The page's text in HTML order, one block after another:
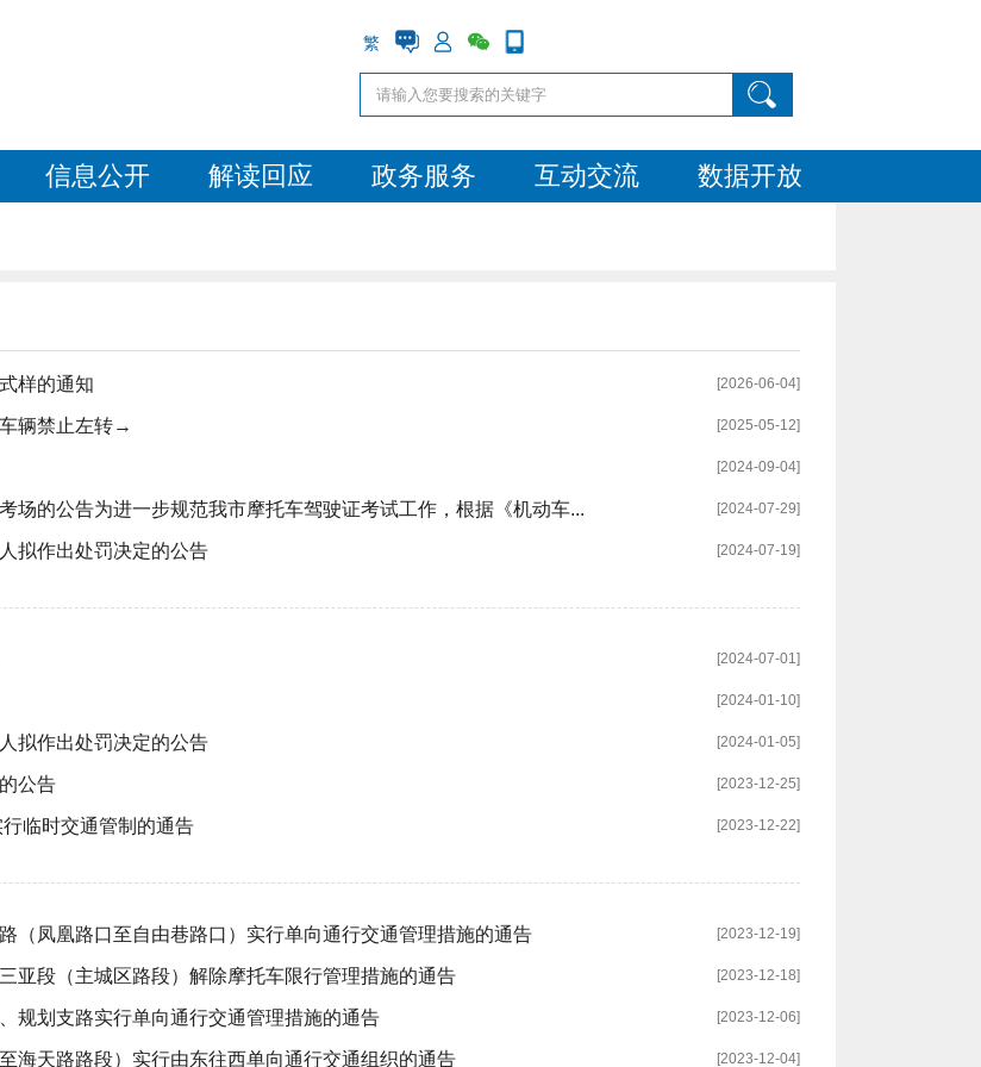
繁
信息公开 解读回应 政务服务 互动交流 数据开放
[2026-06-04]
样的通知
[2025-05-12]
辆禁止左转→
[2024-09-04]
[2024-07-29]
场的公告为进一步规范我市摩托车驾驶证考试工作，根据《机动车...
[2024-07-19]
拟作出处罚决定的公告
[2024-07-01]
[2024-01-10]
[2024-01-05]
拟作出处罚决定的公告
[2023-12-25]
公告
[2023-12-22]
临时交通管制的通告
[2023-12-19]
（凤凰路口至自由巷路口）实行单向通行交通管理措施的通告
[2023-12-18]
亚段（主城区路段）解除摩托车限行管理措施的通告
[2023-12-06]
规划支路实行单向通行交通管理措施的通告
[2023-12-04]
海天路路段）实行由东往西单向通行交通组织的通告